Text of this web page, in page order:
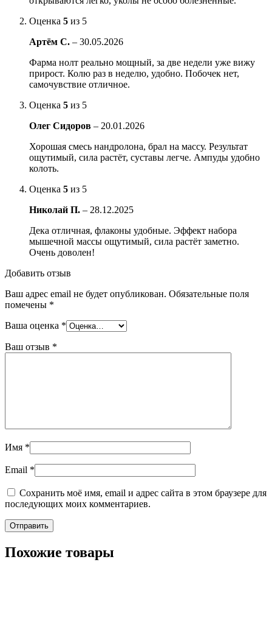
Оценка 5 из 5
Артём С. – 30.05.2026
Фарма нолт реально мощный, за две недели уже вижу
прирост. Колю раз в неделю, удобно. Побочек нет,
самочувствие отличное.
Оценка 5 из 5
Олег Сидоров – 20.01.2026
Хорошая смесь нандролона, брал на массу. Результат
ощутимый, сила растёт, суставы легче. Ампуды удобно
колоть.
Оценка 5 из 5
Николай П. – 28.12.2025
Дека отличная, флаконы удобные. Эффект набора
мышечной массы ощутимый, сила растёт заметно.
Очень доволен!
Добавить отзыв
Ваш адрес email не будет опубликован. Обязательные поля
помечены *
Ваша оценка *
Ваш отзыв *
Имя *
Email *
Сохранить моё имя, email и адрес сайта в этом браузере для
последующих моих комментариев.
Похожие товары